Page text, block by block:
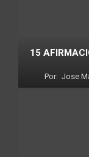
15
Por: Jose